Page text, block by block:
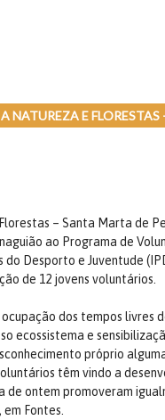
NATUREZA E
– Santa Marta de
ao Programa de
Desporto e Juventude
de 12 jovens voluntários.
dos tempos livres
ecossistema e
próprio
têm vindo a
de ontem promoveram
Fontes.